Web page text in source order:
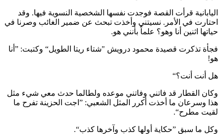
اليابانية قرأت القصة فوجدت نفسها الشخصية النسوية فيها. وقد
احتارت في الأمر. نسيتني وأخذت تبحث عن ضمير الغائب وصرنا في
حياتها اثنين أنا وهو؟ علماً بأنني هو.
فجأة تذكرت قصيدة محمود درويش "شتاء ريتا الطويل“ وكتبت: ”أنا
هو!
هل أنت أنت؟“
وكان القطار قد فاتني وفاتني موعده ولطالما حدث معي شيء مثل
هذا وسرعان ما أخذت أكرر المثل الشعبي: ”اجت الحزينة تفرح ما
لقيت مطرح“.
وكل ما سبق ”حكاية أولها كذب وآخرها كذب“.